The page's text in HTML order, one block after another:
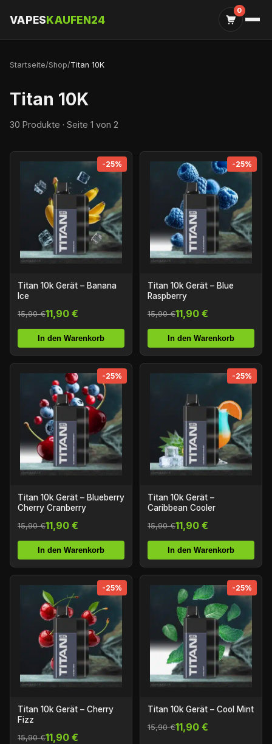
VAPESKAUFEN24
0
Startseite/Shop/Titan 10K
Titan 10K
30 Produkte · Seite 1 von 2
-25%
Titan 10k Gerät – Banana
Ice
15,90 €11,90 €
In den Warenkorb
-25%
Titan 10k Gerät – Blue
Raspberry
15,90 €11,90 €
In den Warenkorb
-25%
Titan 10k Gerät – Blueberry
Cherry Cranberry
15,90 €11,90 €
In den Warenkorb
-25%
Titan 10k Gerät –
Caribbean Cooler
15,90 €11,90 €
In den Warenkorb
-25%
Titan 10k Gerät – Cherry
Fizz
15,90 €11,90 €
-25%
Titan 10k Gerät – Cool Mint
15,90 €11,90 €